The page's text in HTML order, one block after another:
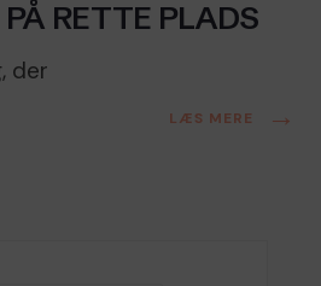
RETTE PLADS
der
LÆS MERE →